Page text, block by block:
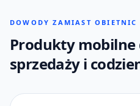
DOWODY ZAMIAST OBIETNIC
Produkty mobilne
sprzedaży i